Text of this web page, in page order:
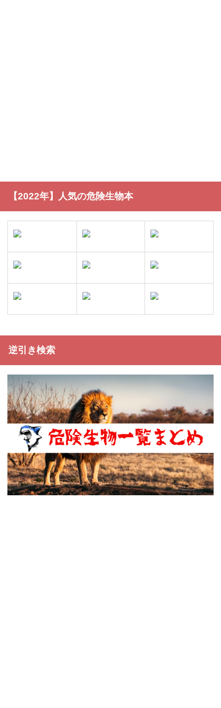
【2022年】人気の危険生物本
逆引き検索